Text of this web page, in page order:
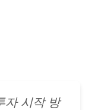
자 시작 방